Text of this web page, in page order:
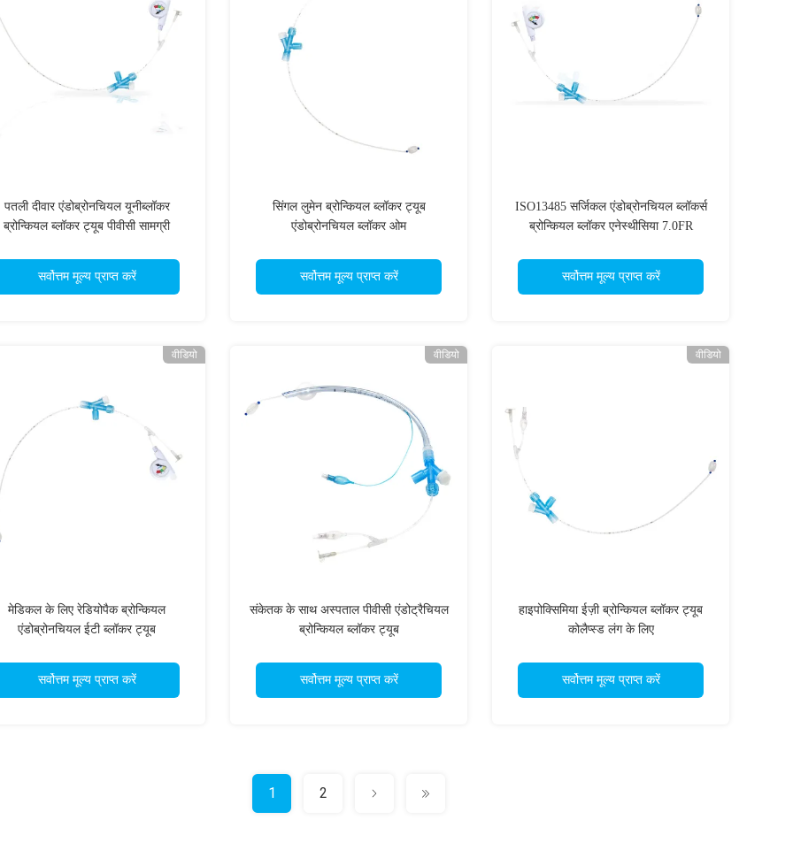
पतली दीवार एंडोब्रोनचियल यूनीब्लॉकर
ब्रोन्कियल ब्लॉकर ट्यूब पीवीसी सामग्री
सर्वोत्तम मूल्य प्राप्त करें
सिंगल लुमेन ब्रोन्कियल ब्लॉकर ट्यूब
एंडोब्रोनचियल ब्लॉकर ओम
सर्वोत्तम मूल्य प्राप्त करें
ISO13485 सर्जिकल एंडोब्रोनचियल ब्लॉकर्स
ब्रोन्कियल ब्लॉकर एनेस्थीसिया 7.0FR
सर्वोत्तम मूल्य प्राप्त करें
वीडियो
मेडिकल के लिए रेडियोपैक ब्रोन्कियल
एंडोब्रोनचियल ईटी ब्लॉकर ट्यूब
सर्वोत्तम मूल्य प्राप्त करें
वीडियो
संकेतक के साथ अस्पताल पीवीसी एंडोट्रैचियल
ब्रोन्कियल ब्लॉकर ट्यूब
सर्वोत्तम मूल्य प्राप्त करें
वीडियो
हाइपोक्सिमिया ईज़ी ब्रोन्कियल ब्लॉकर ट्यूब
कोलैप्स्ड लंग के लिए
सर्वोत्तम मूल्य प्राप्त करें
1 2